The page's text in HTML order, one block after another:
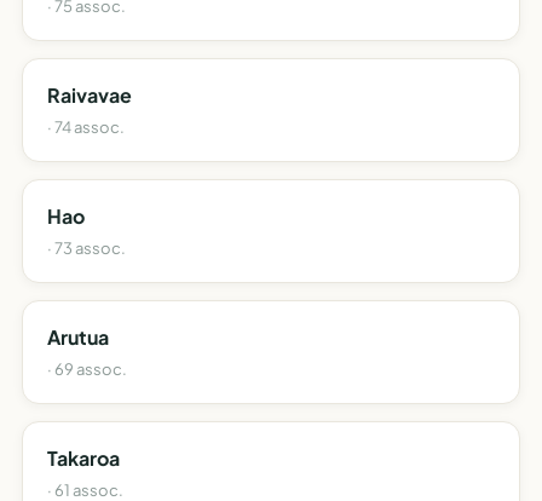
· 75 assoc.
Raivavae
· 74 assoc.
Hao
· 73 assoc.
Arutua
· 69 assoc.
Takaroa
· 61 assoc.